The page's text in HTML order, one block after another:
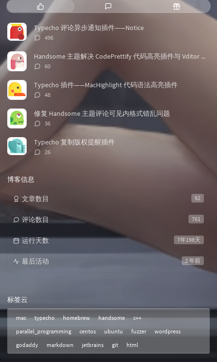
热
门
章
新
评
论
随
机
Typecho 评论异步通知插件——Notice
评
数：
496
Handsome 主题解决 CodePrettify 代码高亮插件与 Vditor 兼容问题
评
数：
60
Typecho 插件——MacHighlight 代码语法高亮插件
评
数：
48
修复 Handsome 主题评论可见内格式错乱问题
评
数：
36
Typecho 复制版权提醒插件
评
26
博客信息
92
文章数目
761
评论数目
7年198天
运行天数
2 年前
最后活动
标签云
mac typecho homebrew handsome
c++
parallel_programming
centos ubuntu fuzzer
wordpress
godaddy
markdown jetbrains git html